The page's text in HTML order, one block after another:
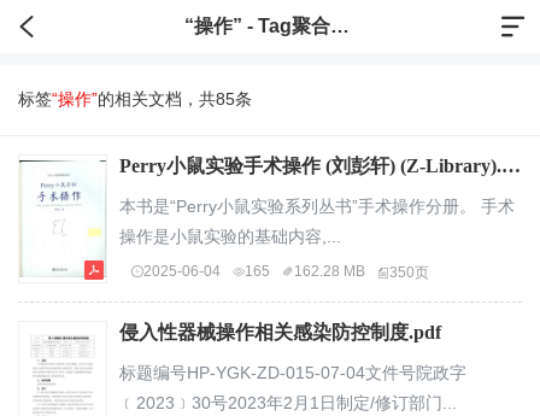
“操作” - Tag聚合标签
标签“操作”的相关文档，共85条
Perry小鼠实验手术操作 (刘彭轩) (Z-Library).pdf
本书是“Perry小鼠实验系列丛书”手术操作分册。 手术
操作是小鼠实验的基础内容,...
2025-06-04 165 162.28 MB 350页
侵入性器械操作相关感染防控制度.pdf
标题编号HP-YGK-ZD-015-07-04文件号院政字
﹝2023﹞30号2023年2月1日制定/修订部门...